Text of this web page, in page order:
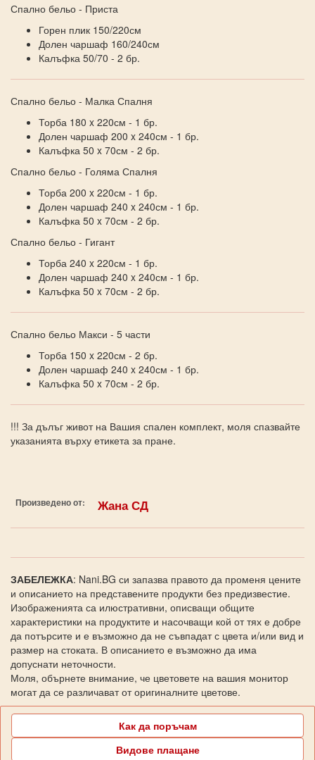
Спално бельо - Приста
Горен плик 150/220см
Долен чаршаф 160/240см
Калъфка 50/70 - 2 бр.
Спално бельо - Малка Спалня
Торба 180 x 220см - 1 бр.
Долен чаршаф 200 x 240см - 1 бр.
Калъфка 50 x 70см - 2 бр.
Спално бельо - Голяма Спалня
Торба 200 x 220см - 1 бр.
Долен чаршаф 240 x 240см - 1 бр.
Калъфка 50 x 70см - 2 бр.
Спално бельо - Гигант
Торба 240 x 220см - 1 бр.
Долен чаршаф 240 x 240см - 1 бр.
Калъфка 50 x 70см - 2 бр.
Спално бельо Макси - 5 части
Торба 150 x 220см - 2 бр.
Долен чаршаф 240 x 240см - 1 бр.
Калъфка 50 x 70см - 2 бр.
!!! За дълъг живот на Вашия спален комплект, моля спазвайте
указанията върху етикета за пране.
Произведено от: Жана СД
ЗАБЕЛЕЖКА: Nani.BG си запазва правото да променя цените
и описанието на представените продукти без предизвестие.
Изображенията са илюстративни, описващи общите
характеристики на продуктите и насочващи кой от тях е добре
да потърсите и е възможно да не съвпадат с цвета и/или вид и
размер на стоката. В описанието е възможно да има
допуснати неточности.
Моля, обърнете внимание, че цветовете на вашия монитор
могат да се различават от оригиналните цветове.
Как да поръчам
Видове плащане